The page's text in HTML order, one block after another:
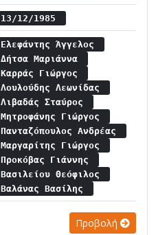
13/12/1985
Ελεφάντης Άγγελος
Δήτσα Μαριάννα
Καρράς Γιώργος
Λουλούδης Λεωνίδας
Λιβαδάς Σταύρος
Μητροφάνης Γιώργος
Πανταζόπουλος Ανδρέας
Μαργαρίτης Γιώργος
Προκόβας Γιάννης
Βασιλείου Θεόφιλος
Βαλάνας Βασίλης
Προβολή